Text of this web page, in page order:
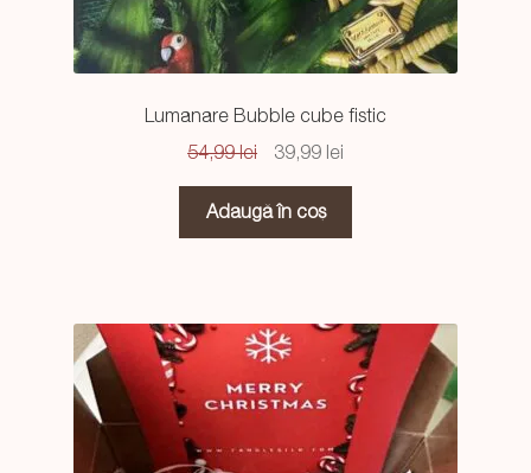
Lumanare Bubble cube fistic
54,99lei
Prețul
a
fost:
39,99 leiPrețul
39,99 lei.
Adaugă în coș